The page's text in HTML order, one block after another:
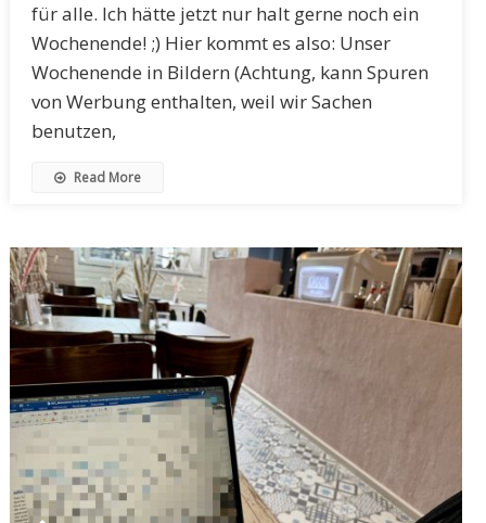
für alle. Ich hätte jetzt nur halt gerne noch ein
Wochenende! ;) Hier kommt es also: Unser
Wochenende in Bildern (Achtung, kann Spuren
von Werbung enthalten, weil wir Sachen
benutzen,
Read More